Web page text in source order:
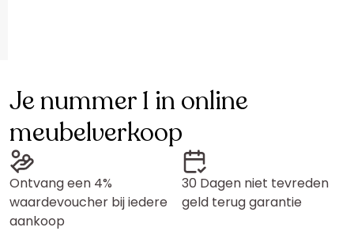
Je nummer 1 in online
meubelverkoop
Ontvang een 4%
waardevoucher bij iedere
aankoop
30 Dagen niet tevreden
geld terug garantie